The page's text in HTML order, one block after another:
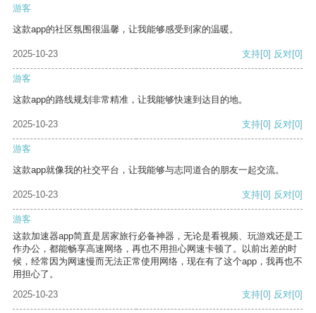
游客
这款app的社区氛围很温馨，让我能够感受到家的温暖。
2025-10-23 支持[0] 反对[0]
游客
这款app的路线规划非常精准，让我能够快速到达目的地。
2025-10-23 支持[0] 反对[0]
游客
这款app就像我的社交平台，让我能够与志同道合的朋友一起交流。
2025-10-23 支持[0] 反对[0]
游客
这款加速器app简直是居家旅行必备神器，无论是看视频、玩游戏还是工
作办公，都能畅享高速网络，再也不用担心网速卡顿了。以前出差的时
候，经常因为网速慢而无法正常使用网络，现在有了这个app，我再也不
用担心了。
2025-10-23
支持[0] 反对[0]